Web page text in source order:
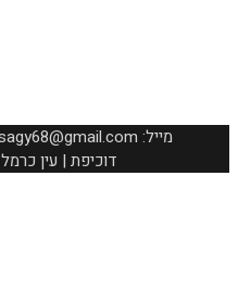
050-4555462 :טלפון | guy.sagy68@gmail.com :מייל
Copyright © 2026 דוכיפת | עין כרמל